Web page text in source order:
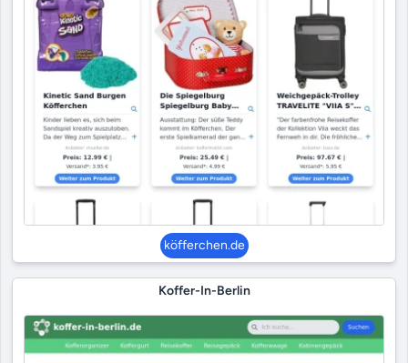
köfferchen.de
Koffer-In-Berlin